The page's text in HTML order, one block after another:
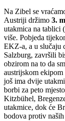
Na Zibel se
Austriji držimo 3.
utakmica na tablici
više. Pobjeda
EKZ-a, a u slučaju
Salzburg, završili
obzirom na to da
austrijskom
još ima dvije
borbi za peto
Kitzbühel,
utakmice, dok će
bodova protiv